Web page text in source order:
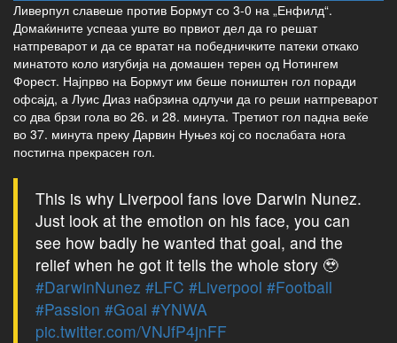
Ливерпул славеше против Бормут со 3-0 на „Енфилд“.
Домаќините успеаа уште во првиот дел да го решат
натпреварот и да се вратат на победничките патеки откако
минатото коло изгубија на домашен терен од Нотингем
Форест. Најпрво на Бормут им беше поништен гол поради
офсајд, а Луис Диаз набрзина одлучи да го реши натпреварот
со два брзи гола во 26. и 28. минута. Третиот гол падна веќе
во 37. минута преку Дарвин Нуњез кој со послабата нога
постигна прекрасен гол.
This is why Liverpool fans love Darwin Nunez.
Just look at the emotion on his face, you can
see how badly he wanted that goal, and the
relief when he got it tells the whole story 🥹
#DarwinNunez #LFC #Liverpool #Football
#Passion #Goal #YNWA
pic.twitter.com/VNJfP4jnFF